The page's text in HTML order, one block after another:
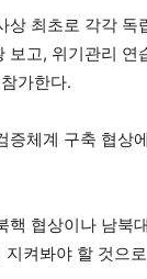
최초로 각각
고, 위기관리
가한다.
체계 구축 협상
협상이나 남북
켜봐야 할 것으